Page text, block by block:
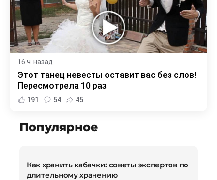
16 ч. назад
Этот танец невесты оставит вас без слов!
Пересмотрела 10 раз
191 54 45
Популярное
Как хранить кабачки: советы экспертов по
длительному хранению